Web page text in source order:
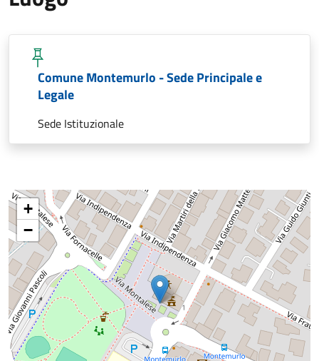
Comune Montemurlo - Sede Principale e
Legale
Sede Istituzionale
+
−